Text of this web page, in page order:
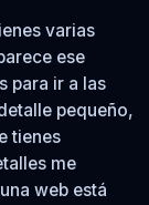
varias
ese
para ir a las
pequeño,
tienes
me
web está